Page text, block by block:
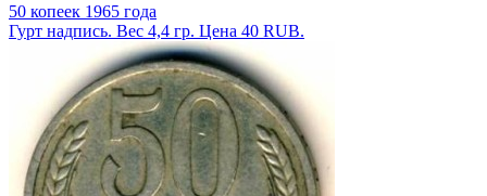
50 копеек 1965 года
Гурт надпись. Вес 4,4 гр. Цена 40 RUB.